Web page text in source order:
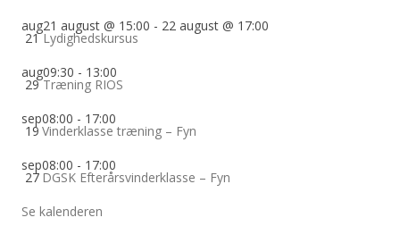
aug
21
21 august @ 15:00 - 22 august @ 17:00
Lydighedskursus
aug
29
09:30 - 13:00
Træning RIOS
sep
19
08:00 - 17:00
Vinderklasse træning – Fyn
sep
27
08:00 - 17:00
DGSK Efterårsvinderklasse – Fyn
Se kalenderen